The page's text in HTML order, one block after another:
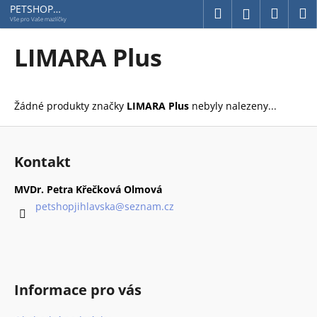
Přejít
na
obsah
PETSHOP
Jihlavská
Vše pro Vaše mazlíčky Hledat Přihlášení
LIMARA Plus
Žádné produkty značky LIMARA Plus nebyly nalezeny...
o
o
p
o
t
ř
e
b
u
t
e
Z
Kontakt
MVDr. Petra Křečková Olmová
petshopjihlavska@seznam.cz
Informace pro vás